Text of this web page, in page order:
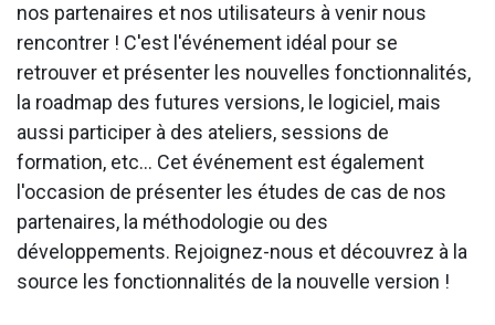
nos partenaires et nos utilisateurs à venir nous
rencontrer ! C'est l'événement idéal pour se
retrouver et présenter les nouvelles fonctionnalités,
la roadmap des futures versions, le logiciel, mais
aussi participer à des ateliers, sessions de
formation, etc... Cet événement est également
l'occasion de présenter les études de cas de nos
partenaires, la méthodologie ou des
développements. Rejoignez-nous et découvrez à la
source les fonctionnalités de la nouvelle version !